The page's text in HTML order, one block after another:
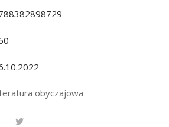
obyczajowa